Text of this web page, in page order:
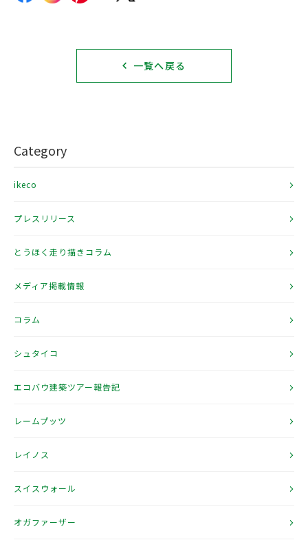
一覧へ戻る
Category
ikeco
プレスリリース
とうほく走り描きコラム
メディア掲載情報
コラム
シュタイコ
エコバウ建築ツアー報告記
レームプッツ
レイノス
スイスウォール
オガファーザー